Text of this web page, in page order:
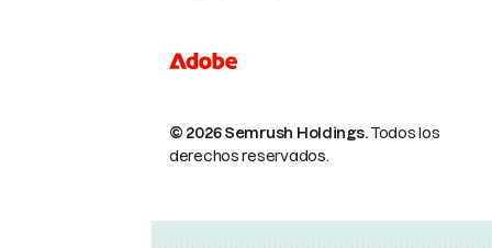
© 2026 Semrush Holdings.Todos los
derechos reservados.